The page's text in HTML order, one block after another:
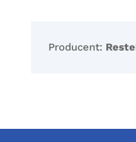
Producent: